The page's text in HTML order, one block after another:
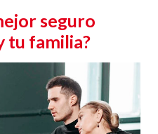
seguro
tu familia?